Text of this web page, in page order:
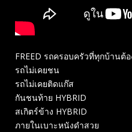
FREED รถครอบครัวที่ทุกบ้านต้
รถไม่เคยชน
รถไม่เคยติดแก๊ส
กันชนท้าย HYBRID
สเกิตร์ข้าง HYBRID
ภายในเบาะหนังดำสวย